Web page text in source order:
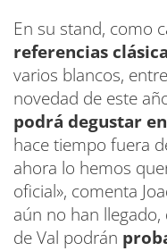
En su stand, como
referencias
varios blancos,
novedad de este
podrá degustar
hace tiempo fuera
ahora lo hemos
oficial», comenta
aún no han
de Val podrán